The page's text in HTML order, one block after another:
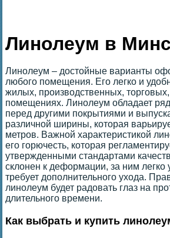
Линолеум в
Линолеум – достойные варианты
любого помещения. Его легко и
жилых, производственных,
помещениях. Линолеум обладает
перед другими покрытиями и
различной ширины, которая
метров. Важной характеристикой
его горючесть, которая
утвержденными стандартами
склонен к деформации, за ним легко
требует дополнительного ухода.
линолеум будет радовать глаз на
длительного времени.
Как выбрать и купить